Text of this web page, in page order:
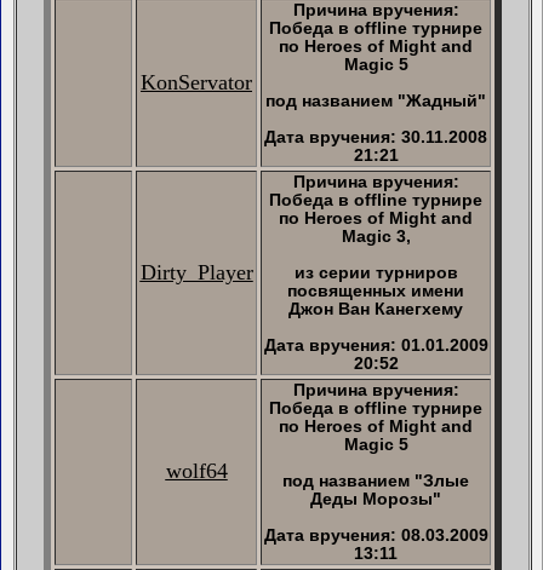
KonServator
Причина вручения:
Победа в offline турнире
по Heroes of Might and
Magic 5
под названием "Жадный"
Дата вручения: 30.11.2008
21:21
Dirty_Player
Причина вручения:
Победа в offline турнире
по Heroes of Might and
Magic 3,
из серии турниров
посвященных имени
Джон Ван Канегхему
Дата вручения: 01.01.2009
20:52
wolf64
Причина вручения:
Победа в offline турнире
по Heroes of Might and
Magic 5
под названием "Злые
Деды Морозы"
Дата вручения: 08.03.2009
13:11